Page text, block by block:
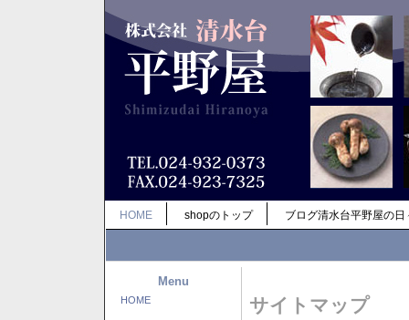
HOME shopのトップ ブログ清水台平野屋の日
Menu
HOME サイトマップ